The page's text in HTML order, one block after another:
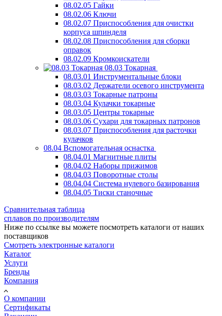
08.02.05 Гайки
08.02.06 Ключи
08.02.07 Приспособления для очистки
корпуса шпинделя
08.02.08 Приспособления для сборки
оправок
08.02.09 Кромкоискатели
08.03 Токарная
08.03.01 Инструментальные блоки
08.03.02 Держатели осевого инструмента
08.03.03 Токарные патроны
08.03.04 Кулачки токарные
08.03.05 Центры токарные
08.03.06 Сухари для токарных патронов
08.03.07 Приспособления для расточки
кулачков
08.04 Вспомогательная оснастка
08.04.01 Магнитные плиты
08.04.02 Наборы прижимов
08.04.03 Поворотные столы
08.04.04 Система нулевого базирования
08.04.05 Тиски станочные
Сравнительная таблица
сплавов по производителям
Ниже по ссылке вы можете посмотреть каталоги от наших
поставщиков
Смотреть электронные каталоги
Каталог
Услуги
Бренды
Компания
О компании
Сертификаты